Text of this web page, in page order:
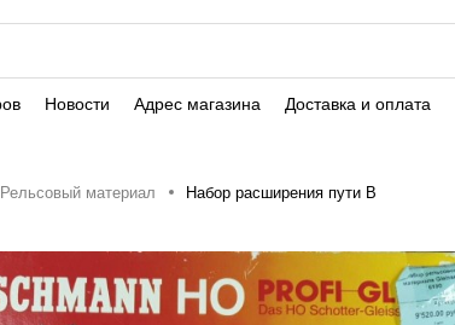
Новости Адрес магазина Доставка и оплата
Рельсовый материал Набор расширения пути В